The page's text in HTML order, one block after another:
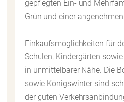
gepflegten Ein- und
Grün und einer
Einkaufsmöglichkeiten für
Schulen, Kindergärten
in unmittelbarer Nähe. Die
sowie Königswinter sind
der guten